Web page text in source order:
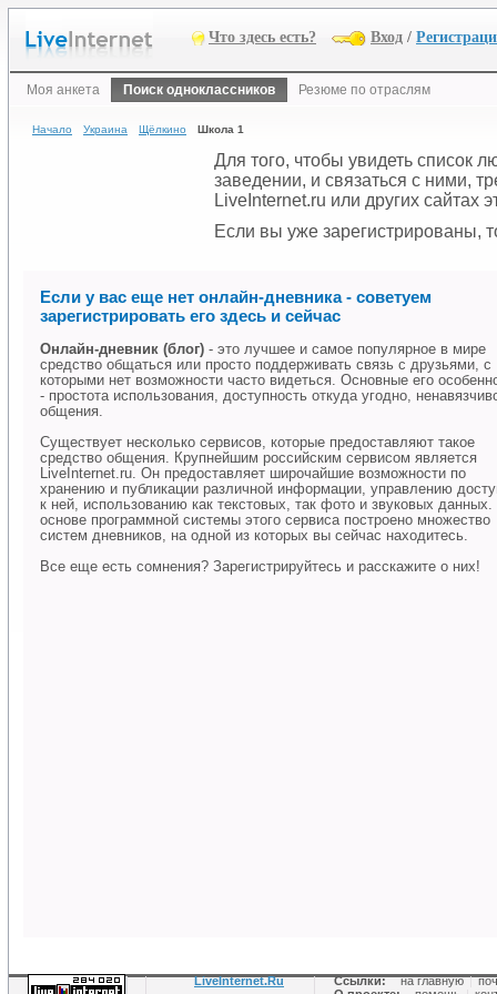
Что здесь есть? Вход /
Моя анкета Поиск одноклассников Резюме по отраслям
Начало Украина Щёлкино Школа 1
Для того, чтобы увидеть список
заведении, и связаться с ними,
LiveInternet.ru или других сайтах
Если вы уже зарегистрированы,
Если у вас еще нет онлайн-дневника - советуем
зарегистрировать его здесь и сейчас
Онлайн-дневник (блог) - это лучшее и самое популярное в мире
средство общаться или просто поддерживать связь с друзьями, с
которыми нет возможности часто видеться. Основные его
- простота использования, доступность откуда угодно,
общения.
Существует несколько сервисов, которые предоставляют такое
средство общения. Крупнейшим российским сервисом является
LiveInternet.ru. Он предоставляет широчайшие возможности по
хранению и публикации различной информации, управлению
к ней, использованию как текстовых, так фото и звуковых
основе программной системы этого сервиса построено множество
систем дневников, на одной из которых вы сейчас находитесь.
Все еще есть сомнения? Зарегистрируйтесь и расскажите о них!
LiveInternet.Ru Ссылки: на главную |